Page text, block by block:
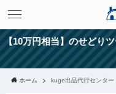
【10万円相当】のせどり
ホーム kuge出品代行センター